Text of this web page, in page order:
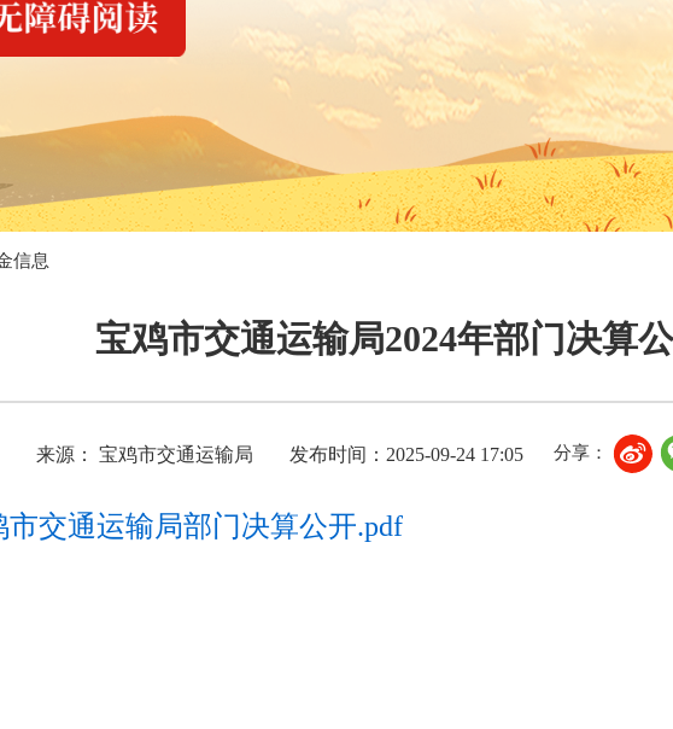
信息
宝鸡市交通运输局2024年部门决算
来源： 宝鸡市交通运输局 发布时间：2025-09-24 17:05 分享：
市交通运输局部门决算公开.pdf